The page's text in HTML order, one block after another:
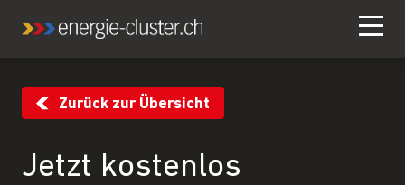
Zurück zur Übersicht
Jetzt kostenlos